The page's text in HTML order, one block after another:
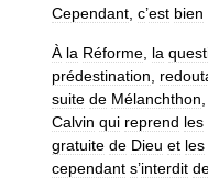
Cependant c’est bien
À la Réforme la
prédestination
suite de Mélanchthon
Calvin qui reprend les
gratuite de Dieu et les
cependant s’interdit